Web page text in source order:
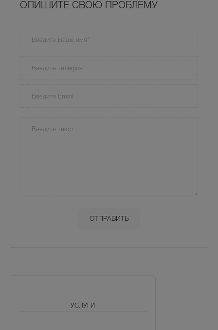
УСЛУГИ
OПИШИТЕ СВОЮ ПРОБЛЕМУ